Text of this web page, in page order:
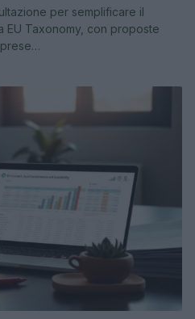
per semplificare il
EU Taxonomy, con proposte